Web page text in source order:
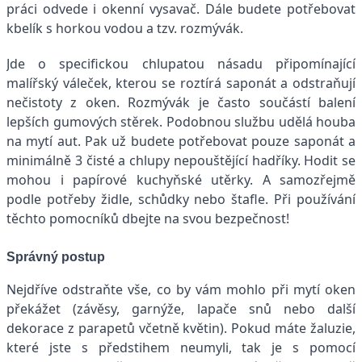
práci odvede i okenní vysavač. Dále budete potřebovat
kbelík s horkou vodou a tzv. rozmývák.
Jde o specifickou chlupatou násadu připomínající
malířský váleček, kterou se roztírá saponát a odstraňují
nečistoty z oken. Rozmývák je často součástí balení
lepších gumových stěrek. Podobnou službu udělá houba
na mytí aut. Pak už budete potřebovat pouze saponát a
minimálně 3 čisté a chlupy nepouštějící hadříky. Hodit se
mohou i papírové kuchyňské utěrky. A samozřejmě
podle potřeby židle, schůdky nebo štafle. Při používání
těchto pomocníků dbejte na svou bezpečnost!
Správný postup
Nejdříve odstraňte vše, co by vám mohlo při mytí oken
překážet (závěsy, garnýže, lapače snů nebo další
dekorace z parapetů včetně květin). Pokud máte žaluzie,
které jste s předstihem neumyli, tak je s pomocí